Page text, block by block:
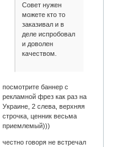
Совет нужен
можете кто то
заказивал и в
деле испробовал
и доволен
качеством.
посмотрите баннер с
рекламной фрез как раз на
Украине, 2 слева, верхняя
строчка, ценник весьма
приемлемый)))
честно говоря не встречал